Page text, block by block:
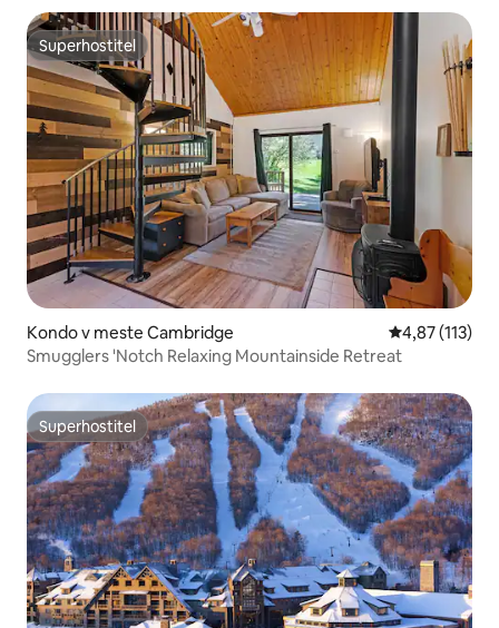
Superhostiteľ
Superhostiteľ
Kondo v meste Cambridge Priemerné
4,87 (113)
Smugglers 'Notch Relaxing Mountainside Retreat
Superhostiteľ
Superhostiteľ